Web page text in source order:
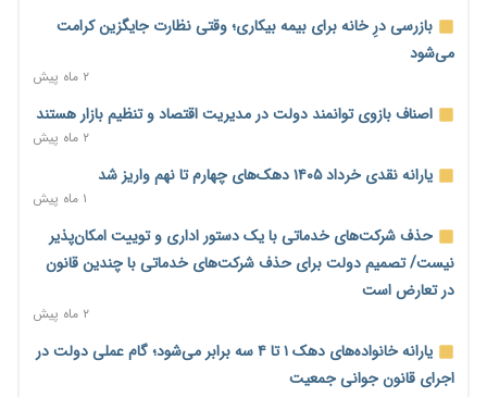
پیش‌بینی افزایش تولید برنج؛ نیاز وارداتی کشور به ۵۰۰ هزار تن
کاهش می‌یابد
۱ روز پیش
امضای تفاهم‌نامه تجاری ایران و پاکستان؛ هدف‌گذاری تجارت ۱۰
اختیارات جدید گمرکات برای تمدید ورود موقت کالا و خودرو تا
پایان شهریور ابلاغ شد
۱ روز پیش
مرحله سیزدهم کالابرگ در سایه تورم؛ قدرت خرید یارانه یک‌میلیونی
بازرسی درِ خانه برای بیمه بیکاری؛ وقتی نظارت جایگزین کرامت
می‌شود
۲ ماه پیش
اصناف بازوی توانمند دولت در مدیریت اقتصاد و تنظیم بازار هستند
۲ ماه پیش
یارانه نقدی خرداد ۱۴۰۵ دهک‌های چهارم تا نهم واریز شد
۱ ماه پیش
حذف شرکت‌های خدماتی با یک دستور اداری و توییت امکان‌پذیر
نیست/ تصمیم دولت برای حذف شرکت‌های خدماتی با چندین قانون
در تعارض است
۲ ماه پیش
یارانه خانواده‌های دهک ۱ تا ۴ سه برابر می‌شود؛ گام عملی دولت در
اجرای قانون جوانی جمعیت